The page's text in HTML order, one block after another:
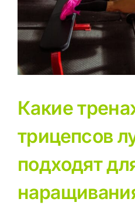
Какие
трицепсов
подходят